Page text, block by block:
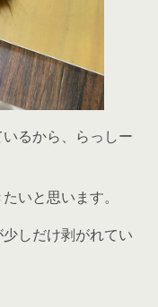
るから、らっしー
いと思います。
しだけ剥がれてい